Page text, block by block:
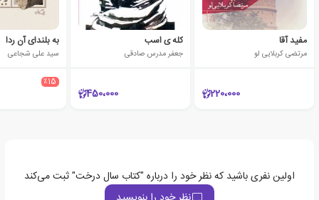
مفید آقا
مرتضی کربلایی لو
220،000
کله ی اسب
جعفر مدرس صادقی
450،000
به بلندای آن ردا
سید علی شجاعی
٪15
اولین نفری باشید که نظر خود را درباره "کتاب سال درخت" ثبت می‌کند